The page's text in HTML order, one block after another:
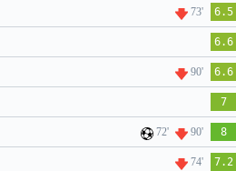
73' 6.5
6.6
90' 6.6
7
72' 90' 8
74' 7.2